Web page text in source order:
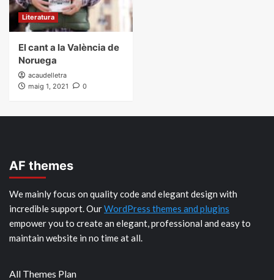
Literatura
El cant a la València de
Noruega
acaudelletra
maig 1, 2021
0
AF themes
We mainly focus on quality code and elegant design with
incredible support. OurWordPress themes and plugins
empower you to create an elegant, professional and easy to
maintain website in no time at all.
All Themes Plan